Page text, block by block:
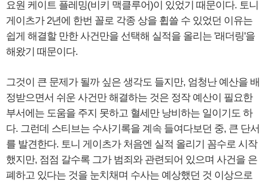
요원 케이트 플레밍(비키 맥클루어)이 있었기 때문이다. 토니
게이츠가 2년에 한번 꼴로 각종 상을 휩쓸 수 있었던 이유는
쉽게 해결할 만한 사건만을 선택해 실적을 올리는 '래더링'을
해왔기 때문이다.
그것이 큰 문제가 될까 싶은 생각도 들지만, 엄청난 예산을 배
정받으면서 쉬운 사건만 해결하는 것은 정작 예산이 필요한
부서에는 도움을 주지 못하고 혈세만 낭비하는 일이기도 하
다. 그런데 스티브는 수사기록을 계속 들여다보던 중, 큰 단서
를 발견한다. 토니 게이츠가 처음엔 실적 올리기 꼼수로 시작
했지만, 점점 갈수록 그가 범죄와 관련되어 있으며 사건을 은
폐하고 있다는 것을 눈치채며 수사는 예상했던 것 이상으로